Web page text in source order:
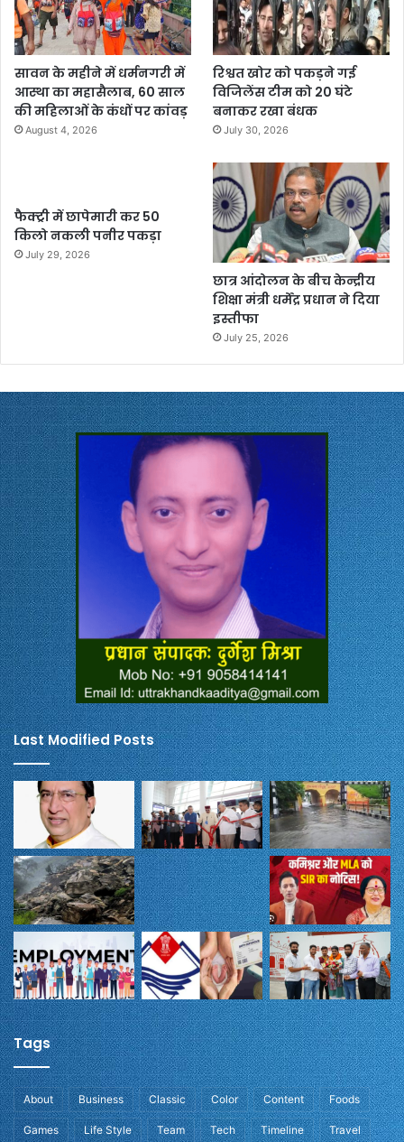
सावन के महीने में धर्मनगरी में
आस्था का महासैलाब, 60 साल
की महिलाओं के कंधों पर कांवड़
August 4, 2026
रिश्वत खोर को पकड़ने गई
विजिलेंस टीम को 20 घंटे
बनाकर रखा बंधक
July 30, 2026
फैक्ट्री में छापेमारी कर 50
किलो नकली पनीर पकड़ा
July 29, 2026
छात्र आंदोलन के बीच केन्द्रीय
शिक्षा मंत्री धर्मेंद्र प्रधान ने दिया
इस्तीफा
July 25, 2026
Last Modified Posts
Tags
About Business Classic Color Content Foods
Games Life Style Team Tech Timeline Travel